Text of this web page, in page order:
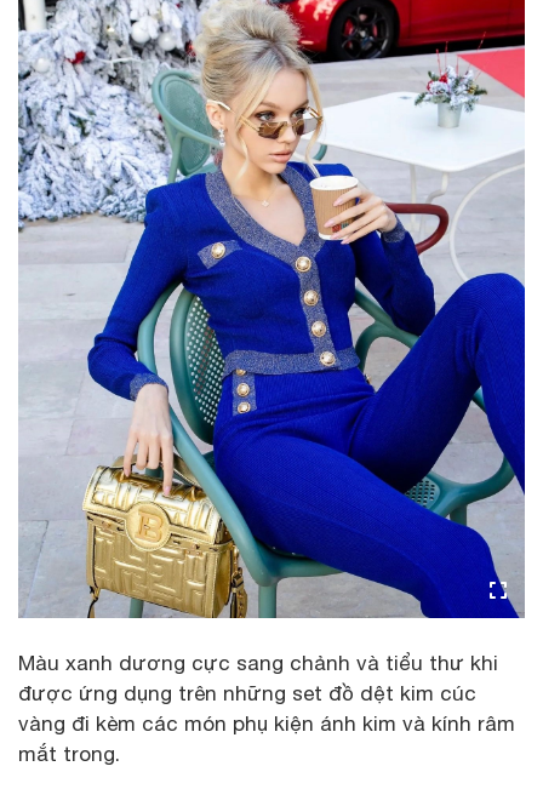
Màu xanh dương cực sang chảnh và tiểu thư khi
được ứng dụng trên những set đồ dệt kim cúc
vàng đi kèm các món phụ kiện ánh kim và kính râm
mắt trong.